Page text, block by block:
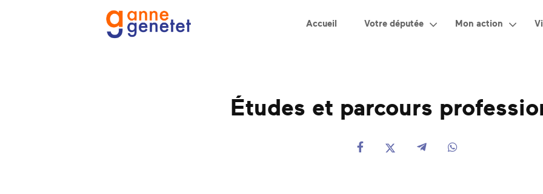
Accueil Votre députée Mon action
Études et parcours